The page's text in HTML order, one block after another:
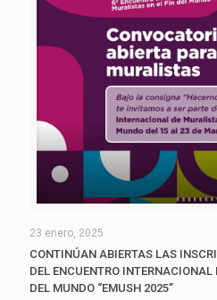
23 enero, 2025
CONTINÚAN ABIERTAS LAS
DEL ENCUENTRO
DEL MUNDO “EMUSH 2025”